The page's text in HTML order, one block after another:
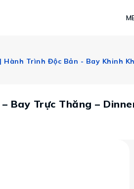
trình Caravan
Bay Trực Thăng –